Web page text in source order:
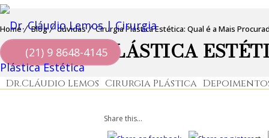
(21) 9 8648-4145
Dr.Cláudio Lemos Cirurgia Plástica
Home Blog dúvidas Cirurgia Plástica Estética: Qual é a Mais
CIRURGIA PLÁSTICA
Share this...